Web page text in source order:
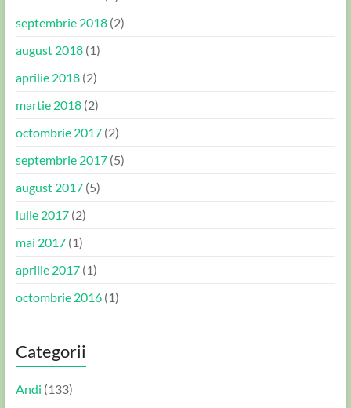
septembrie 2018(2)
august 2018(1)
aprilie 2018(2)
martie 2018(2)
octombrie 2017(2)
septembrie 2017(5)
august 2017(5)
iulie 2017(2)
mai 2017(1)
aprilie 2017(1)
octombrie 2016(1)
Categorii
Andi (133)